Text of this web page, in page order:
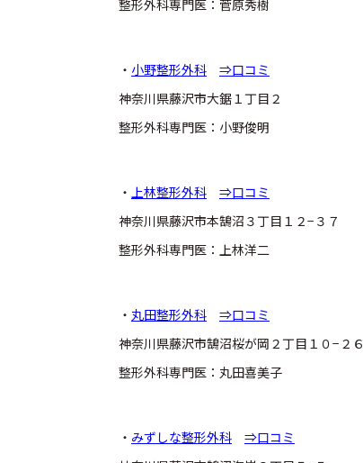
整形外科専門医：菅原秀樹
・ 小野整形外科
⇒口コミ
神奈川県藤沢市大鋸１丁目２
整形外科専門医：小野俊明
・ 上林整形外科
⇒口コミ
神奈川県藤沢市本鵠沼３丁目１２−３７
整形外科専門医：上林洋二
・ 丸田整形外科
⇒口コミ
神奈川県藤沢市鵠沼桜が岡２丁目１０−２６
整形外科専門医：丸田喜美子
・ みずしな整形外科
⇒口コミ